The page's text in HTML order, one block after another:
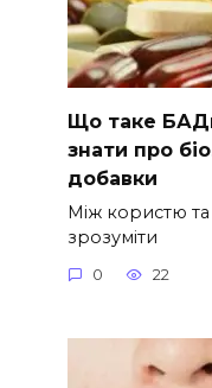
Що таке
знати про
добавки
Між користю
зрозуміти
0 22